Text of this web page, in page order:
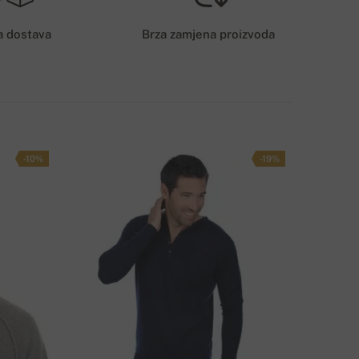
dostava Brza zamjena proizvoda
-10% -19%